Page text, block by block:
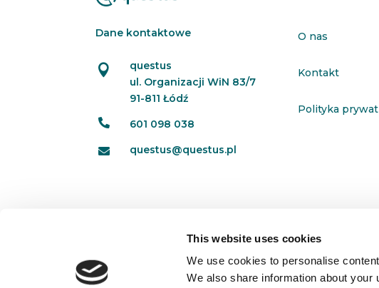
This website uses cookies
We use cookies to personalise
We also share information about
Dane kontaktowe

questus
ul. Organizacji WiN 83/7
91-811 Łódź
 601 098 038
 questus@questus.pl
O nas
Kontakt
Polityka